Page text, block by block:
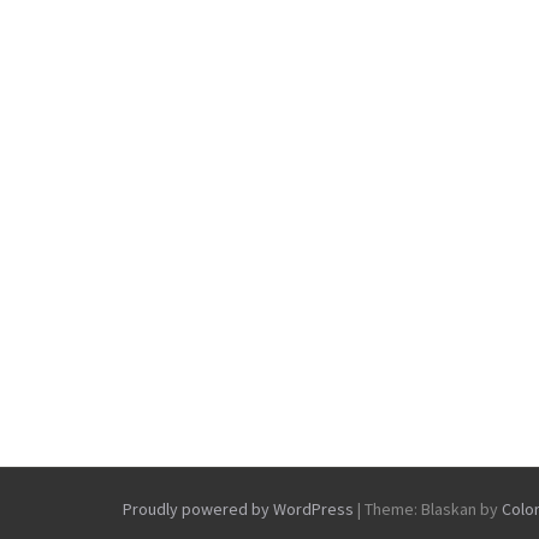
Proudly powered by WordPress | Theme: Blaskan by